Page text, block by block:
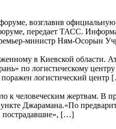
возглавив
передает ТАСС.
министр Ням-Осорын
в Киевской области.
по логистическому
логистический центр
к человеческим жертвам. В
Джарамана.«По
пострадавшие», […]